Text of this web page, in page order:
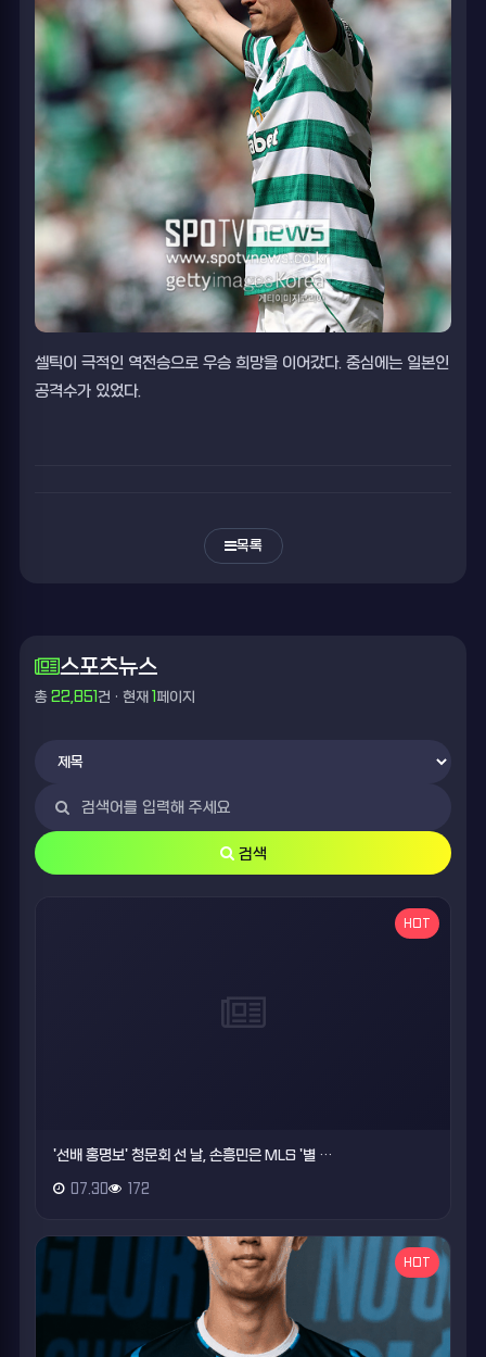
셀틱이 극적인 역전승으로 우승 희망을 이어갔다. 중심에는 일본인
공격수가 있었다.
목록
스포츠뉴스
총 22,851건 · 현재 1 페이지
검색
HOT
'선배 홍명보' 청문회 선 날, 손흥민은 MLS '별 …
07.30 172
HOT